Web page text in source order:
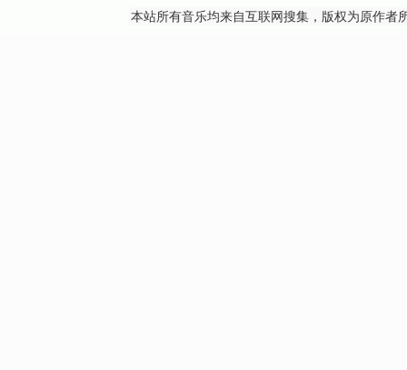
本站所有音乐均来自互联网搜集，版权为原作者